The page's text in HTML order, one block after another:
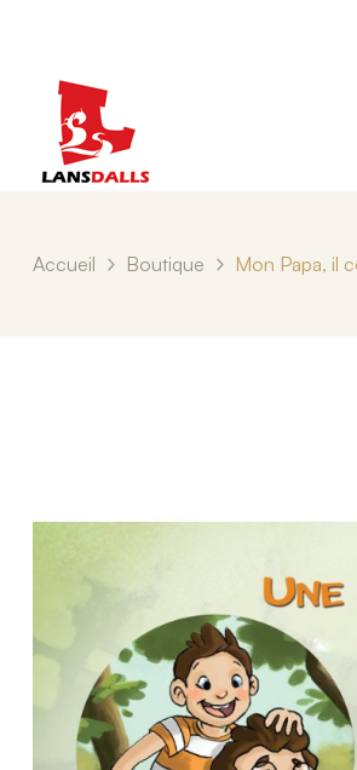
Accueil Boutique Mon Papa, il